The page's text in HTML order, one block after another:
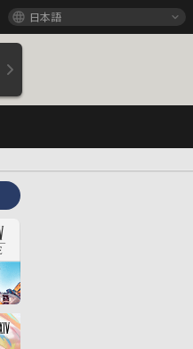
日本語